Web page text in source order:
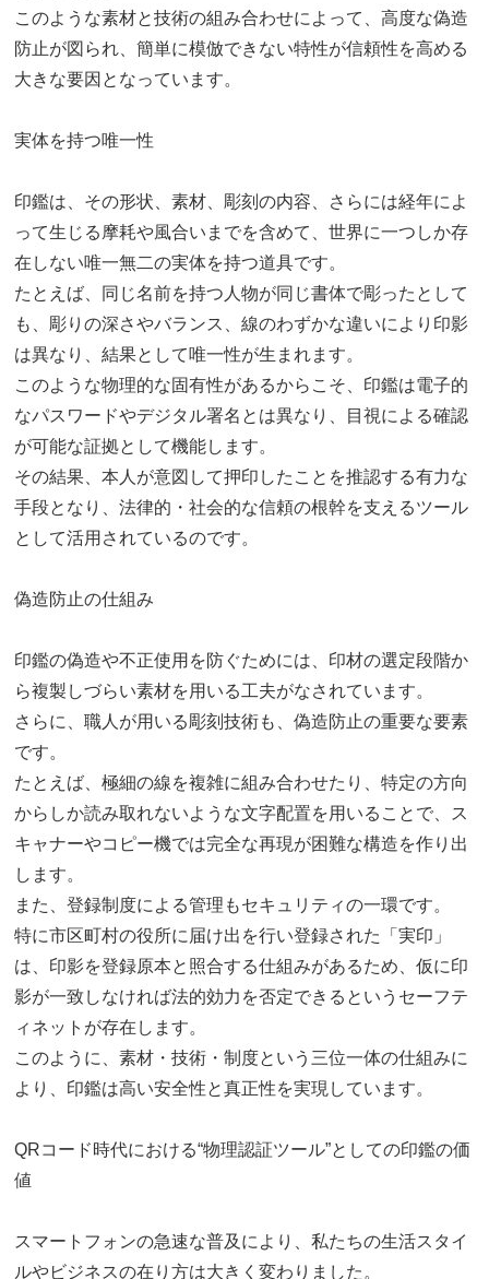
このような素材と技術の組み合わせによって、高度な偽造
防止が図られ、簡単に模倣できない特性が信頼性を高める
大きな要因となっています。
実体を持つ唯一性
印鑑は、その形状、素材、彫刻の内容、さらには経年によ
って生じる摩耗や風合いまでを含めて、世界に一つしか存
在しない唯一無二の実体を持つ道具です。
たとえば、同じ名前を持つ人物が同じ書体で彫ったとして
も、彫りの深さやバランス、線のわずかな違いにより印影
は異なり、結果として唯一性が生まれます。
このような物理的な固有性があるからこそ、印鑑は電子的
なパスワードやデジタル署名とは異なり、目視による確認
が可能な証拠として機能します。
その結果、本人が意図して押印したことを推認する有力な
手段となり、法律的・社会的な信頼の根幹を支えるツール
として活用されているのです。
偽造防止の仕組み
印鑑の偽造や不正使用を防ぐためには、印材の選定段階か
ら複製しづらい素材を用いる工夫がなされています。
さらに、職人が用いる彫刻技術も、偽造防止の重要な要素
です。
たとえば、極細の線を複雑に組み合わせたり、特定の方向
からしか読み取れないような文字配置を用いることで、ス
キャナーやコピー機では完全な再現が困難な構造を作り出
します。
また、登録制度による管理もセキュリティの一環です。
特に市区町村の役所に届け出を行い登録された「実印」
は、印影を登録原本と照合する仕組みがあるため、仮に印
影が一致しなければ法的効力を否定できるというセーフテ
ィネットが存在します。
このように、素材・技術・制度という三位一体の仕組みに
より、印鑑は高い安全性と真正性を実現しています。
QRコード時代における“物理認証ツール”としての印鑑の価
値
スマートフォンの急速な普及により、私たちの生活スタイ
ルやビジネスの在り方は大きく変わりました。